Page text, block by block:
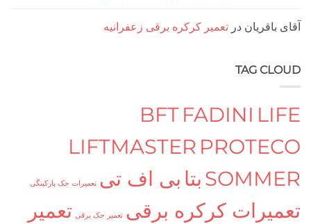
درتعمیر کرکره برقی زعفرانیه
TAG
BFTFADINI
LIFTMASTER
بتابی اف تی تعمیرات جک پارکینگی
کرکره برقی تعمیر جک برقی
تعمیر